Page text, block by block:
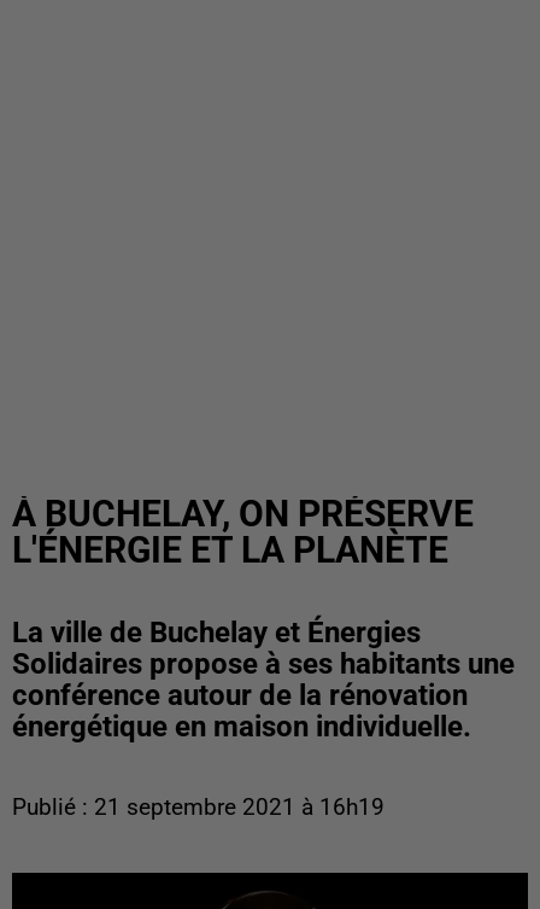
À BUCHELAY, ON PRÉSERVE
L'ÉNERGIE ET LA PLANÈTE
La ville de Buchelay et Énergies
Solidaires propose à ses habitants une
conférence autour de la rénovation
énergétique en maison individuelle.
Publié : 21 septembre 2021 à 16h19